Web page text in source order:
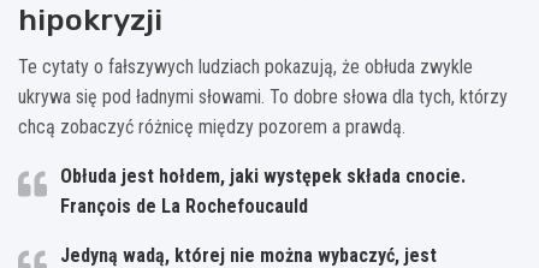
hipokryzji
Te cytaty o fałszywych ludziach pokazują, że obłuda zwykle
ukrywa się pod ładnymi słowami. To dobre słowa dla tych, którzy
chcą zobaczyć różnicę między pozorem a prawdą.
Obłuda jest hołdem, jaki występek składa cnocie.
François de La Rochefoucauld
Jedyną wadą, której nie można wybaczyć, jest